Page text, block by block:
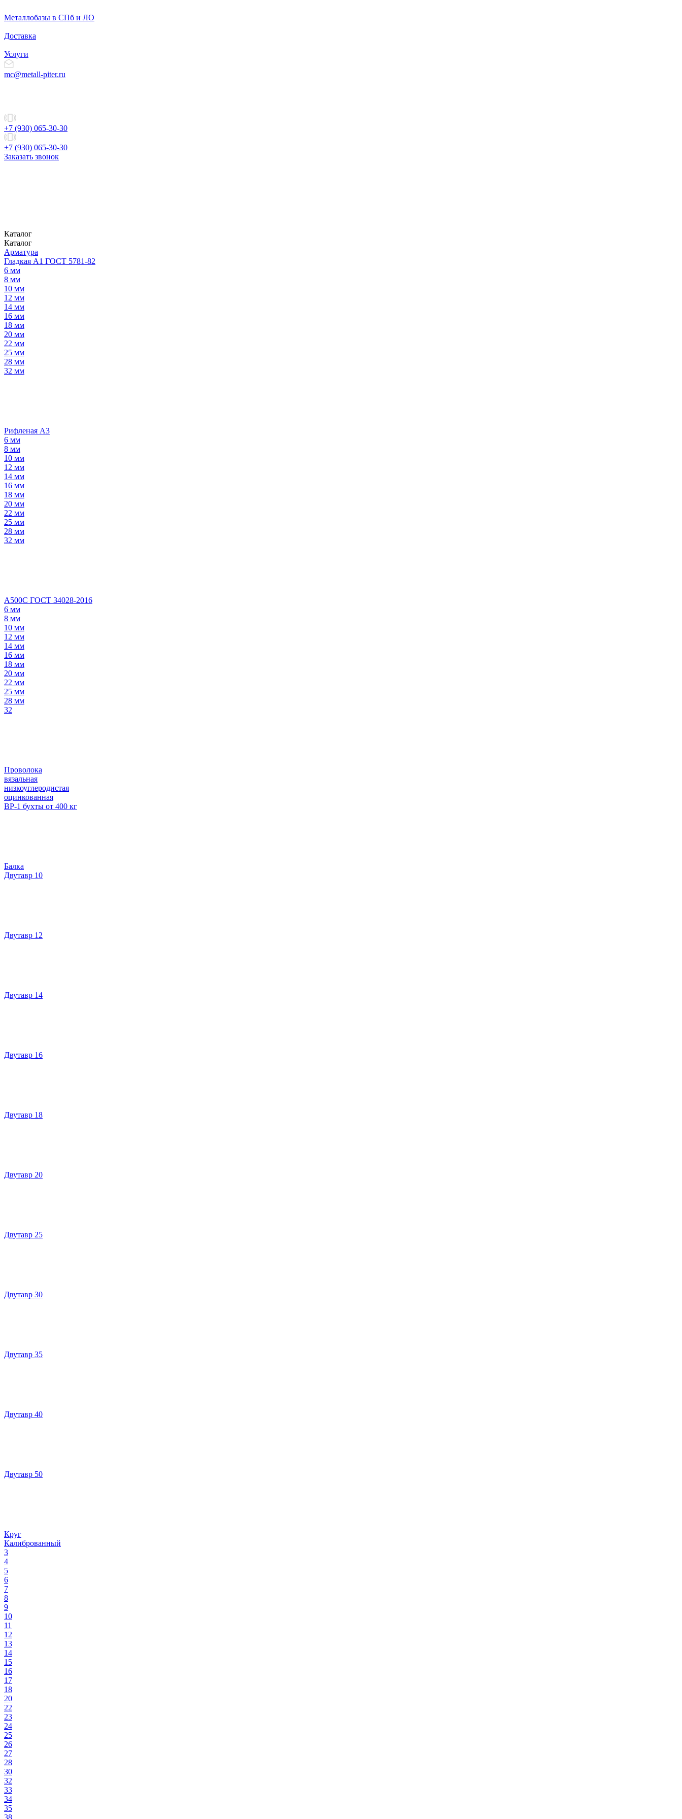
Металлобазы в СПб и ЛО
Доставка
Услуги
mc@metall-piter.ru
+7 (930) 065-30-30
+7 (930) 065-30-30
Заказать звонок
Каталог
Каталог
Арматура
Гладкая А1 ГОСТ 5781-82
6 мм
8 мм
10 мм
12 мм
14 мм
16 мм
18 мм
20 мм
22 мм
25 мм
28 мм
32 мм
Рифленая А3
6 мм
8 мм
10 мм
12 мм
14 мм
16 мм
18 мм
20 мм
22 мм
25 мм
28 мм
32 мм
А500С ГОСТ 34028-2016
6 мм
8 мм
10 мм
12 мм
14 мм
16 мм
18 мм
20 мм
22 мм
25 мм
28 мм
32
Проволока
вязальная
низкоуглеродистая
оцинкованная
ВР-1 бухты от 400 кг
Балка
Двутавр 10
Двутавр 12
Двутавр 14
Двутавр 16
Двутавр 18
Двутавр 20
Двутавр 25
Двутавр 30
Двутавр 35
Двутавр 40
Двутавр 50
Круг
Калиброванный
3
4
5
6
7
8
9
10
11
12
13
14
15
16
17
18
20
22
23
24
25
26
27
28
30
32
33
34
35
38